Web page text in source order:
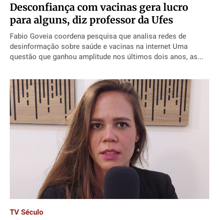
Desconfiança com vacinas gera lucro
para alguns, diz professor da Ufes
Fabio Goveia coordena pesquisa que analisa redes de
desinformação sobre saúde e vacinas na internet Uma
questão que ganhou amplitude nos últimos dois anos, as...
TV Século